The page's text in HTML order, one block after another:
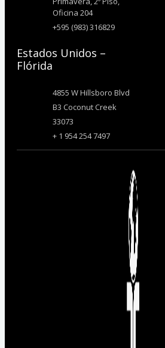
Oficina 204
+595 (983) 316829
Estados Unidos –
Flórida
4855 W Hillsboro Blvd
B3 Coconut Creek
33073
+ 1 954 254 7497